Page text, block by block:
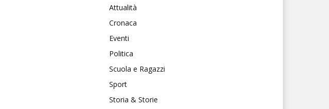
Attualità
Cronaca
Eventi
Politica
Scuola e Ragazzi
Sport
Storia & Storie